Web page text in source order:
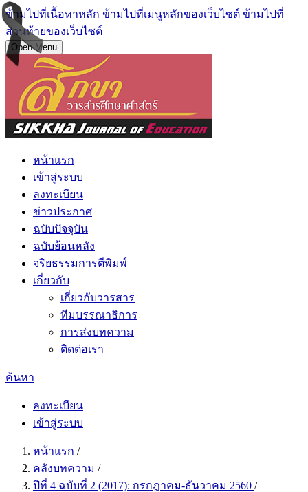
ข้ามไปที่เนื้อหาหลัก ข้ามไปที่เมนูหลักของเว็บไซต์ ข้ามไปที่
ส่วนท้ายของเว็บไซต์
Open Menu
หน้าแรก
เข้าสู่ระบบ
ลงทะเบียน
ข่าวประกาศ
ฉบับปัจจุบัน
ฉบับย้อนหลัง
จริยธรรมการตีพิมพ์
เกี่ยวกับ
เกี่ยวกับวารสาร
ทีมบรรณาธิการ
การส่งบทความ
ติดต่อเรา
ค้นหา
ลงทะเบียน
เข้าสู่ระบบ
หน้าแรก /
คลังบทความ /
ปีที่ 4 ฉบับที่ 2 (2017): กรกฎาคม-ธันวาคม 2560 /